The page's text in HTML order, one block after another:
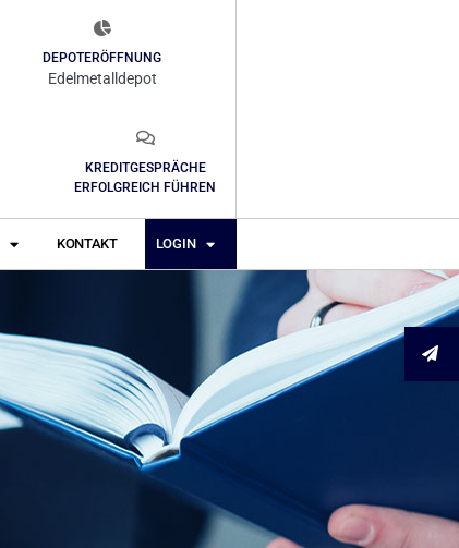
DEPOTERÖFFNUNG
Edelmetalldepot
KREDITGESPRÄCHE
ERFOLGREICH FÜHREN
KONTAKT LOGIN